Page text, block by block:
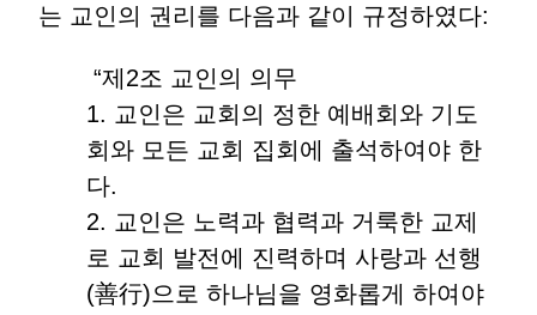
는 교인의 권리를 다음과 같이 규정하였다:
“제2조 교인의 의무
1. 교인은 교회의 정한 예배회와 기도
회와 모든 교회 집회에 출석하여야 한
다.
2. 교인은 노력과 협력과 거룩한 교제
로 교회 발전에 진력하며 사랑과 선행
(善行)으로 하나님을 영화롭게 하여야